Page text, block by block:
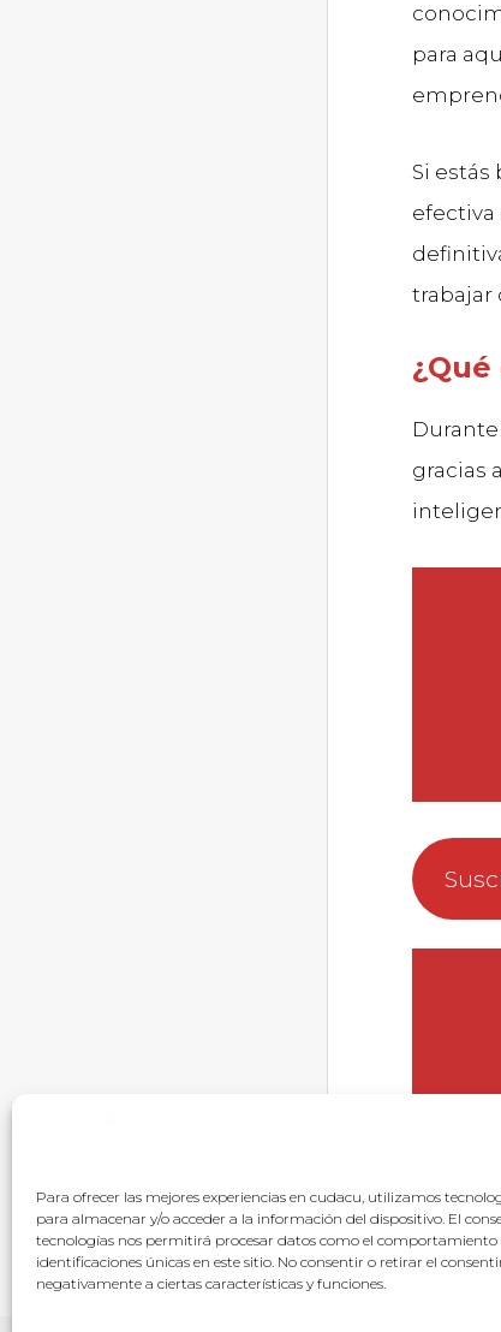
Para ofrecer las mejores experiencias en cudacu, utilizamos
para almacenar y/o acceder a la información del dispositivo. El
tecnologías nos permitirá procesar datos como el comportamiento
identificaciones únicas en este sitio. No consentir o retirar el
negativamente a ciertas características y funciones.
para
Si
efectiva
trabajar
gracias